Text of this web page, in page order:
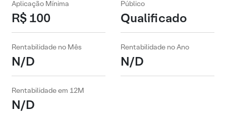
Aplicação Mínima
R$ 100
Público
Qualificado
Rentabilidade no Mês
N/D
Rentabilidade no Ano
N/D
Rentabilidade em 12M
N/D